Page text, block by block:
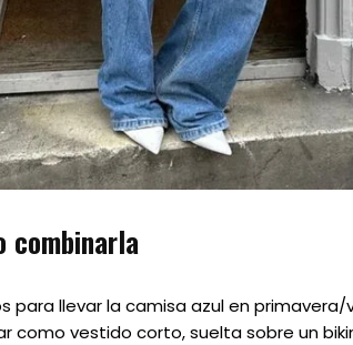
combinarla
para llevar la camisa azul en
como vestido corto, suelta sobre un